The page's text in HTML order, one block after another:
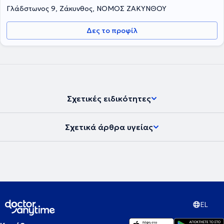
Γλάδστωνος 9, Ζάκυνθος, ΝΟΜΟΣ ΖΑΚΥΝΘΟΥ
Δες το προφίλ
Σχετικές ειδικότητες
Σχετικά άρθρα υγείας
EL